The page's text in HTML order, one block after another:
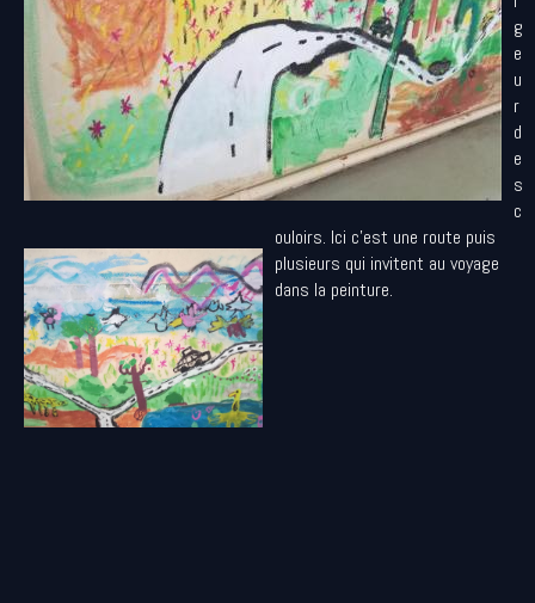
g
e
u
r
d
e
s
c
ouloirs. Ici c'est une route puis
plusieurs qui invitent au voyage
dans la peinture.